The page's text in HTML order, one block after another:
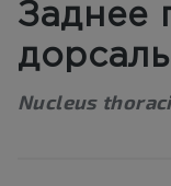
Заднее
Nucleus